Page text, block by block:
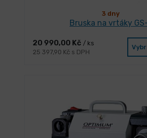
3 dny
Bruska na vrtáky
20 990,00 Kč / ks
25 397,90 Kč s DPH